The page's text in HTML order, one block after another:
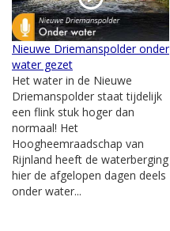
Nieuwe Driemanspolder onder
water gezet
Het water in de Nieuwe
Driemanspolder staat tijdelijk
een flink stuk hoger dan
normaal! Het
Hoogheemraadschap van
Rijnland heeft de waterberging
hier de afgelopen dagen deels
onder water...